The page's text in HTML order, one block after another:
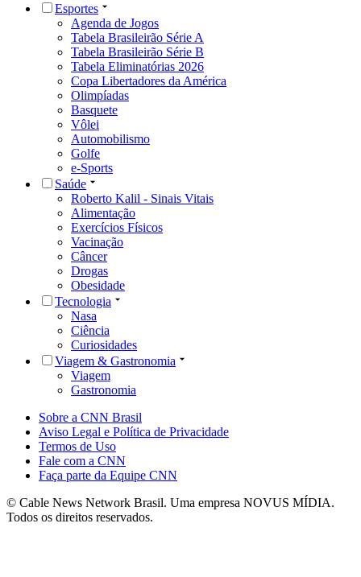
Esportes
Agenda de Jogos
Tabela Brasileirão Série A
Tabela Brasileirão Série B
Tabela Eliminatórias 2026
Copa Libertadores da América
Olimpíadas
Basquete
Vôlei
Automobilismo
Golfe
e-Sports
Saúde
Roberto Kalil - Sinais Vitais
Alimentação
Exercícios Físicos
Vacinação
Câncer
Drogas
Obesidade
Tecnologia
Nasa
Ciência
Curiosidades
Viagem & Gastronomia
Viagem
Gastronomia
Sobre a CNN Brasil
Aviso Legal e Política de Privacidade
Termos de Uso
Fale com a CNN
Faça parte da Equipe CNN
© Cable News Network Brasil. Uma empresa NOVUS MÍDIA.
Todos os direitos reservados.